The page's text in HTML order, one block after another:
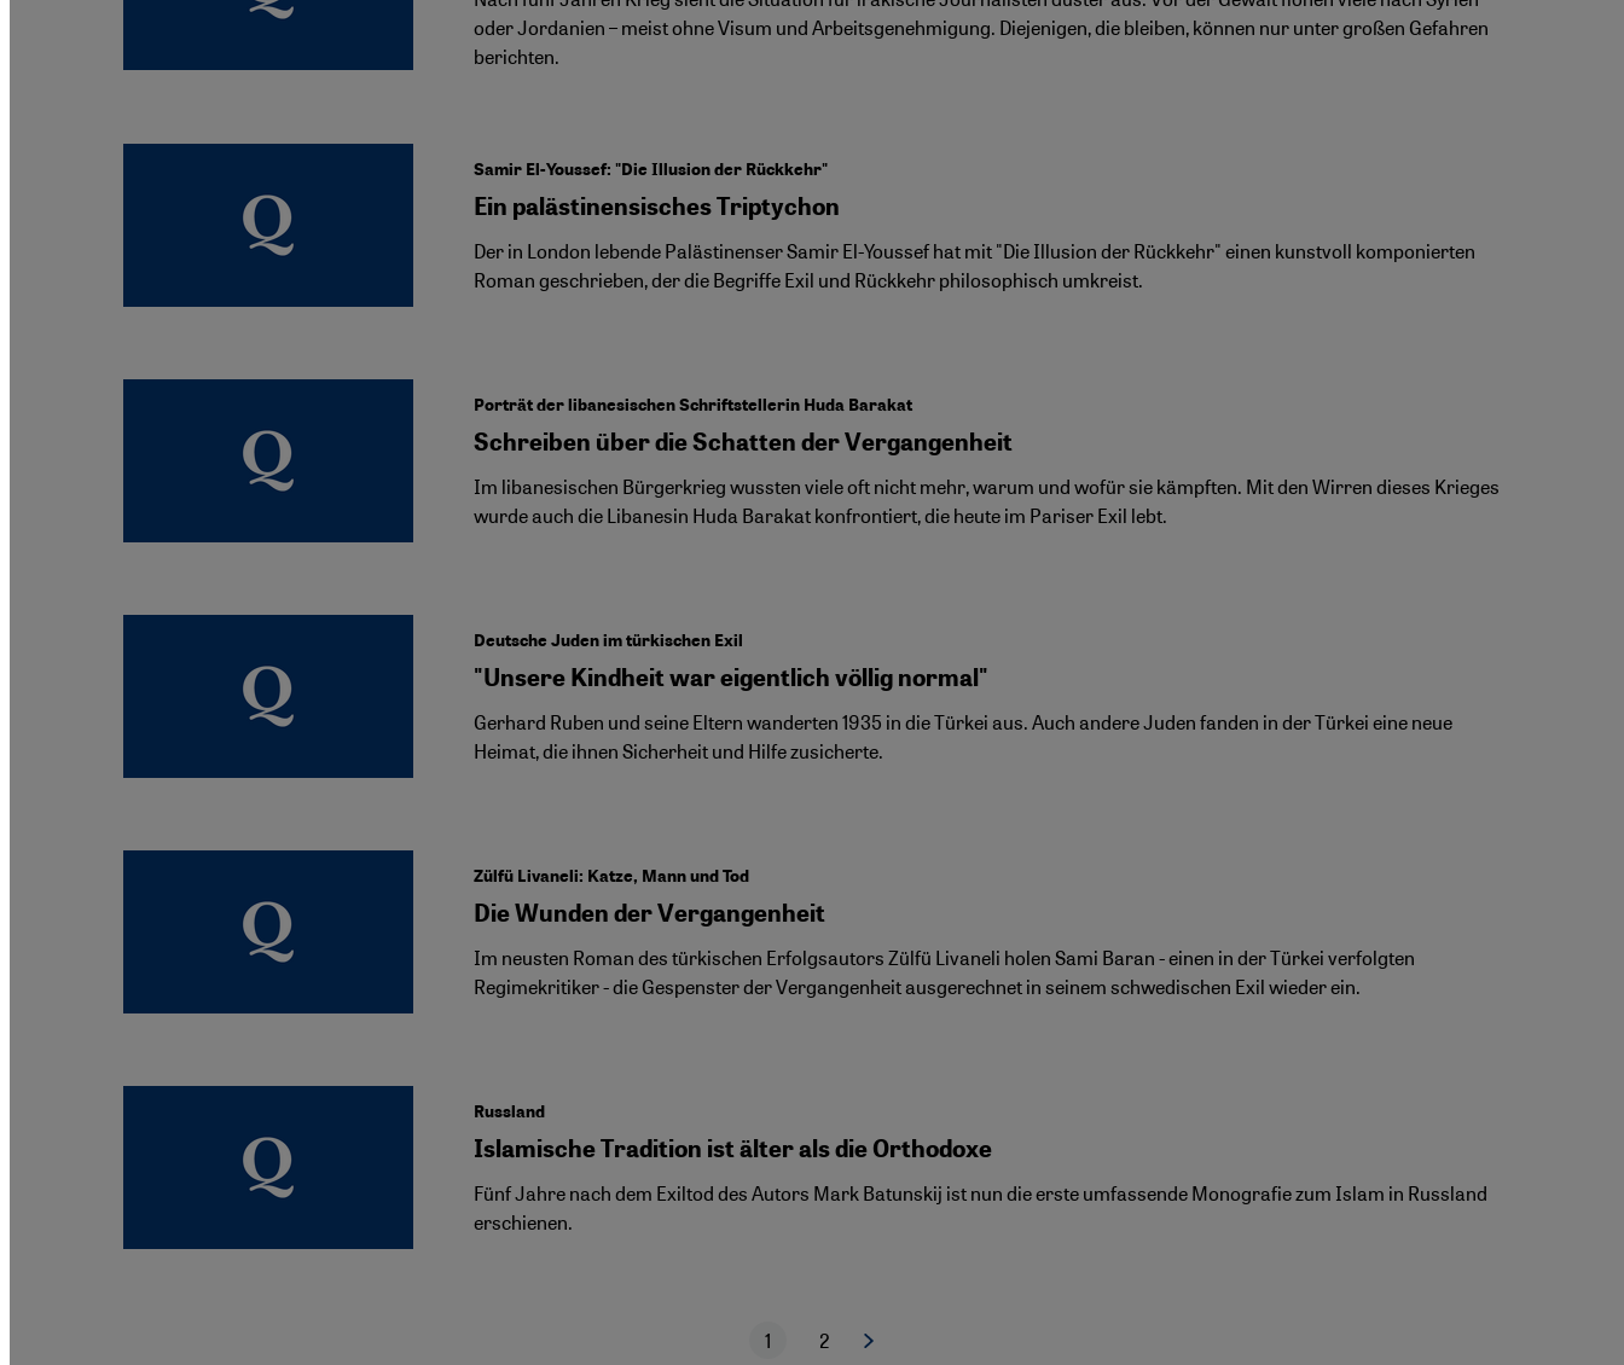
oder Jordanien – meist ohne Visum und Arbeitsgenehmigung. Diejenigen, die bleiben, können nur unter großen Gefahren
berichten.
Samir El-Youssef: "Die Illusion der Rückkehr"
Ein palästinensisches Triptychon
Der in London lebende Palästinenser Samir El-Youssef hat mit "Die Illusion der Rückkehr" einen kunstvoll komponierten
Roman geschrieben, der die Begriffe Exil und Rückkehr philosophisch umkreist.
Porträt der libanesischen Schriftstellerin Huda Barakat
Schreiben über die Schatten der Vergangenheit
Im libanesischen Bürgerkrieg wussten viele oft nicht mehr, warum und wofür sie kämpften. Mit den Wirren dieses Krieges
wurde auch die Libanesin Huda Barakat konfrontiert, die heute im Pariser Exil lebt.
Deutsche Juden im türkischen Exil
"Unsere Kindheit war eigentlich völlig normal"
Gerhard Ruben und seine Eltern wanderten 1935 in die Türkei aus. Auch andere Juden fanden in der Türkei eine neue
Heimat, die ihnen Sicherheit und Hilfe zusicherte.
Zülfü Livaneli: Katze, Mann und Tod
Die Wunden der Vergangenheit
Im neusten Roman des türkischen Erfolgsautors Zülfü Livaneli holen Sami Baran - einen in der Türkei verfolgten
Regimekritiker - die Gespenster der Vergangenheit ausgerechnet in seinem schwedischen Exil wieder ein.
Russland
Islamische Tradition ist älter als die Orthodoxe
Fünf Jahre nach dem Exiltod des Autors Mark Batunskij ist nun die erste umfassende Monografie zum Islam in Russland
erschienen.
Aktuelle Seite
1
Seite
2 Nächste Seite